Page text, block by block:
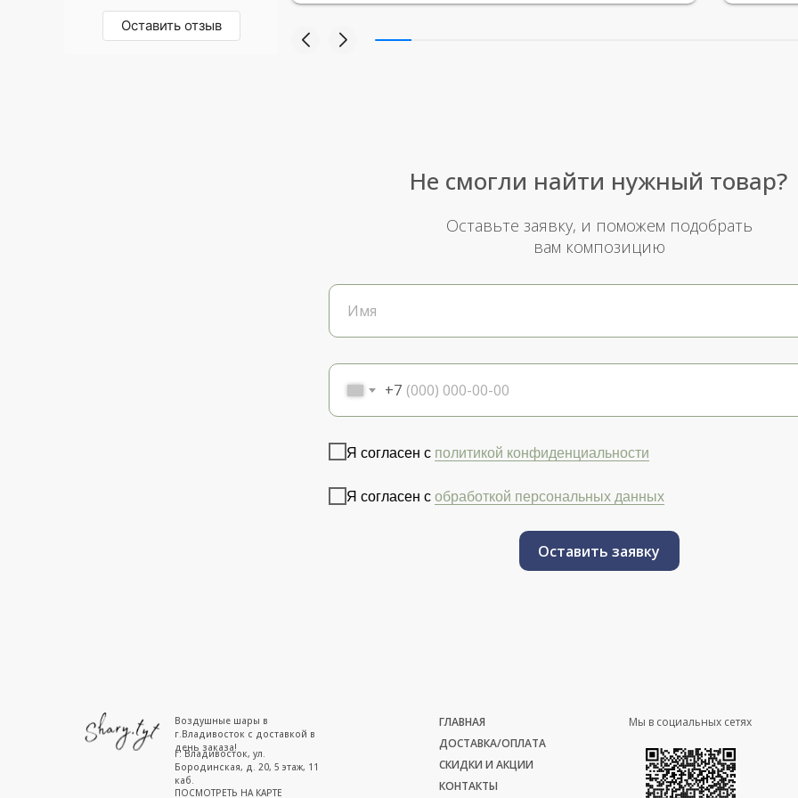
Оставить отзыв
+7
Я согласен с политикой конфиденциальности
Я согласен с обработкой персональных данных
Оставить заявку
Не смогли найти нужный товар?
Оставьте заявку, и поможем подобрать
вам композицию
г. Владивосток, ул.
Бородинская, д. 20, 5 этаж, 11
каб.
ПОСМОТРЕТЬ НА КАРТЕ
ГЛАВНАЯ
ДОСТАВКА/ОПЛАТА
СКИДКИ И АКЦИИ
КОНТАКТЫ
Воздушные шары в
г.Владивосток с доставкой в
день заказа!
Мы в социальных сетях